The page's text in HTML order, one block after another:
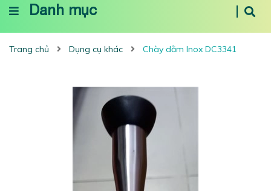
Danh mục
Trang chủ Dụng cụ khác Chày dằm Inox DC3341